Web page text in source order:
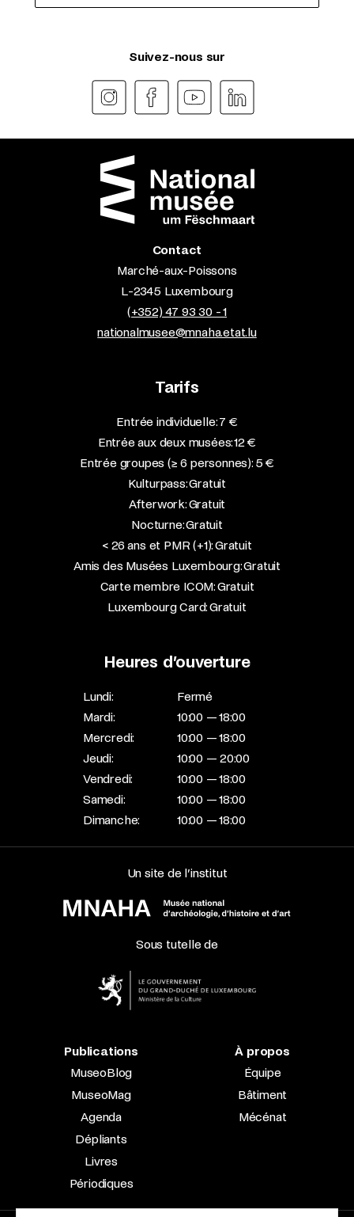
Suivez-nous sur
Contact
Marché-aux-Poissons
L-2345 Luxembourg
(+352) 47 93 30 - 1
nationalmusee@mnaha.etat.lu
Tarifs
Entrée individuelle: 7 €
Entrée aux deux musées: 12 €
Entrée groupes (≥ 6 personnes): 5 €
Kulturpass: Gratuit
Afterwork: Gratuit
Nocturne: Gratuit
< 26 ans et PMR (+1): Gratuit
Amis des Musées Luxembourg: Gratuit
Carte membre ICOM: Gratuit
Luxembourg Card: Gratuit
Heures d’ouverture
Lundi:
Fermé
Mardi:
10:00 — 18:00
Mercredi:
10:00 — 18:00
Jeudi:
10:00 — 20:00
Vendredi:
10:00 — 18:00
Samedi:
10:00 — 18:00
Dimanche:
10:00 — 18:00
Un site de l’institut
Sous tutelle de
Publications
MuseoBlog
MuseoMag
Agenda
Dépliants
Livres
Périodiques
À propos
Équipe
Bâtiment
Mécénat